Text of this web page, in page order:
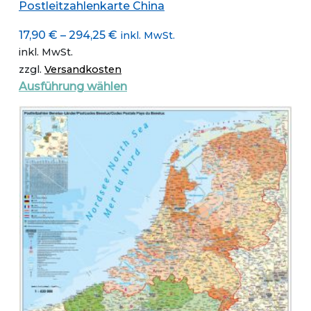
Postleitzahlenkarte China
17,90 € – 294,25 € inkl. MwSt.
inkl. MwSt.
zzgl. Versandkosten
Ausführung wählenDieses
weist
mehrere
Varianten
auf.
Optionen
können
auf
der
Produktseite
gewählt
werden